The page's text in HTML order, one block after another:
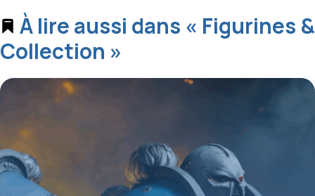
À lire aussi dans « Figurines &
Collection »